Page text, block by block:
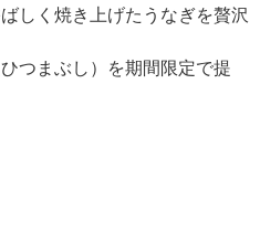
しく焼き上げたうなぎを贅沢
まぶし）を期間限定で提